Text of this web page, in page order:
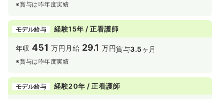
※賞与は昨年度実績
モデル給与 経験15年 / 正看護師
年収451 万円 月給 29.1 万円賞与3.5ヶ月
※賞与は昨年度実績
モデル給与 経験20年 / 正看護師